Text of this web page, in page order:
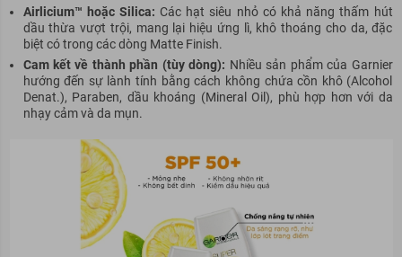
Airlicium™ hoặc Silica: Các hạt siêu nhỏ có khả năng thấm hút
dầu thừa vượt trội, mang lại hiệu ứng lì, khô thoáng cho da, đặc
biệt có trong các dòng Matte Finish.
Cam kết về thành phần (tùy dòng): Nhiều sản phẩm của Garnier
hướng đến sự lành tính bằng cách không chứa cồn khô (Alcohol
Denat.), Paraben, dầu khoáng (Mineral Oil), phù hợp hơn với da
nhạy cảm và da mụn.